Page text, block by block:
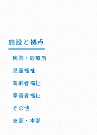
施設と拠点
病院・診療所
児童福祉
高齢者福祉
障害者福祉
その他
支部・本部